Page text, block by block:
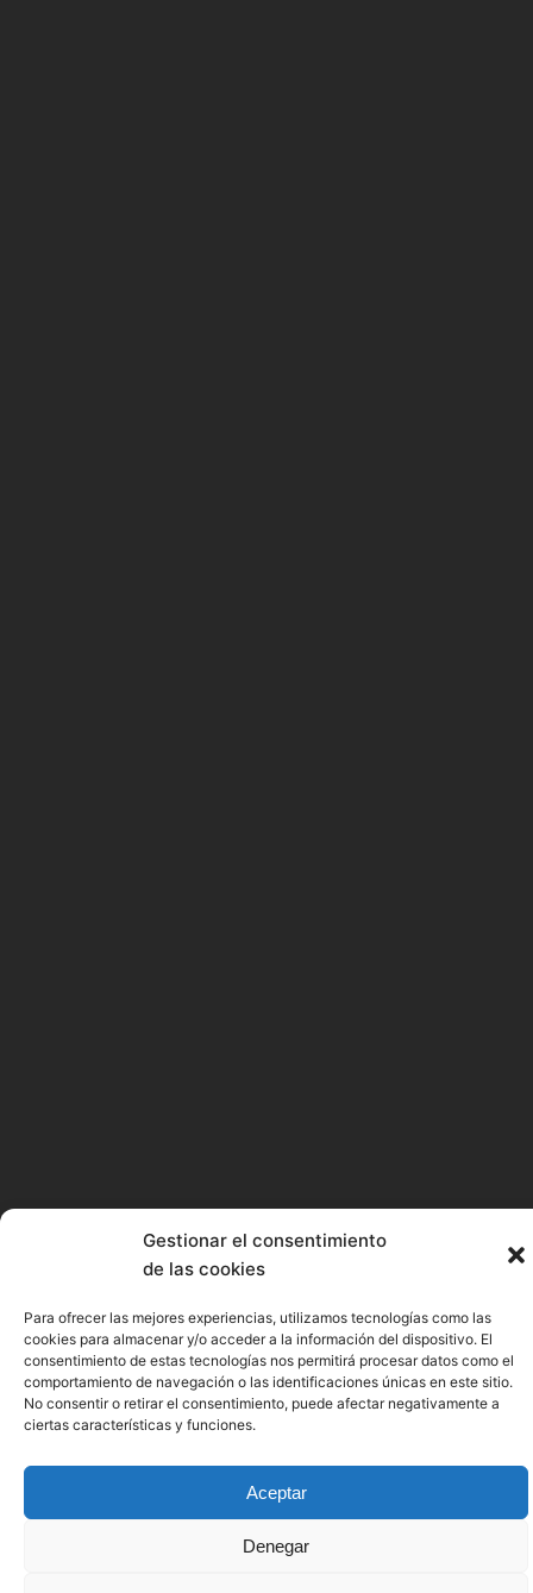
Gestionar el consentimiento
de las cookies
Para ofrecer las mejores experiencias, utilizamos tecnologías como las
cookies para almacenar y/o acceder a la información del dispositivo. El
consentimiento de estas tecnologías nos permitirá procesar datos como el
comportamiento de navegación o las identificaciones únicas en este sitio.
No consentir o retirar el consentimiento, puede afectar negativamente a
ciertas características y funciones.
Aceptar
Denegar